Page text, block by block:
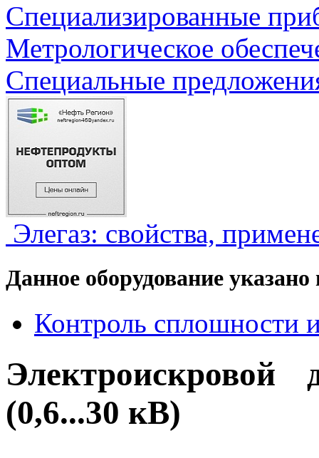
Специализированные
Метрологическое
Специальные
Элегаз: свойства,
Данное оборудование
Контроль сплошности
Электроискровой
(0,6...30 кВ)